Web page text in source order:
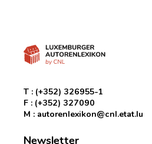
T : (+352) 326955-1
F : (+352) 327090
M : autorenlexikon@cnl.etat.lu
Newsletter